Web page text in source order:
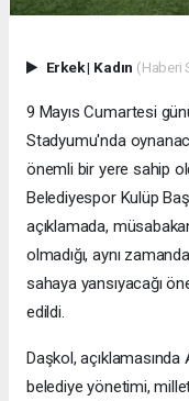
Erkek| Kadın (Haberi
9 Mayıs Cumartesi
Stadyumu'nda
önemli bir yere sahip
Belediyespor Kulüp
açıklamada,
olmadığı, aynı
sahaya yansıyacağı
edildi.
Daşkol,
belediye yönetimi,